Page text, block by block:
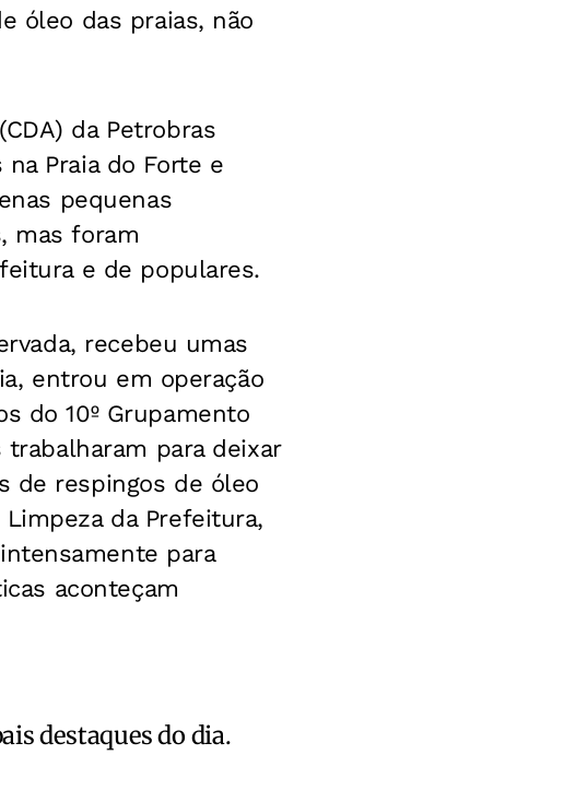
óleo das praias, não
da Petrobras
Praia do Forte e
pequenas
mas foram
e de populares.
recebeu umas
entrou em operação
do 10º Grupamento
para deixar
de respingos de óleo
da Prefeitura,
para
aconteçam
destaques do dia.